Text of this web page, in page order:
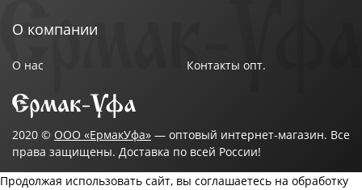
О компании
О нас Контакты опт.
2020 © ООО «ЕрмакУфа» — оптовый интернет-магазин. Все
права защищены. Доставка по всей России!
Продолжая использовать сайт, вы соглашаетесь на обработку